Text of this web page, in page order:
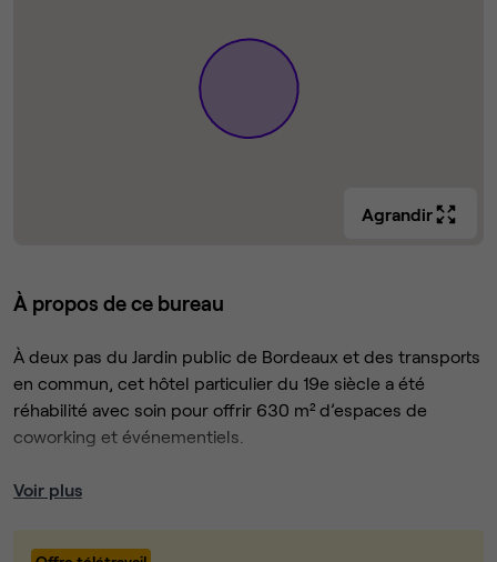
Agrandir
À propos de ce bureau
À deux pas du Jardin public de Bordeaux et des transports
en commun, cet hôtel particulier du 19e siècle a été
réhabilité avec soin pour offrir 630 m² d’espaces de
coworking et événementiels.
Bureaux privés ou à partager, espaces de réunion,
Voir plus